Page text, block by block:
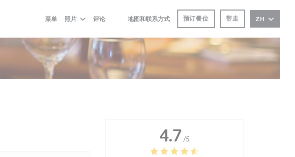
菜单 照片 评论
((在新窗口中打开))
((在新窗口中打开))
地图和联系方式 预订餐位 带走 ZH
4.7 /5